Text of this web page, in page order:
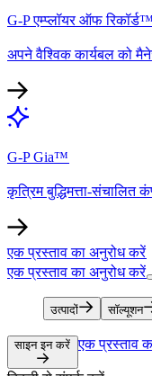
G-P एम्प्लॉयर ऑफ
अपने वैश्विक कार्यबल को
G-P Gia™​​
कृत्रिम बुद्धिमत्ता-संचालित
एक प्रस्ताव का अनुरोध करें​​
एक प्रस्ताव का अनुरोध करें​​
उत्पादों​​ सॉल्यूशन​​
साइन इन करें​​ एक प्रस्ताव